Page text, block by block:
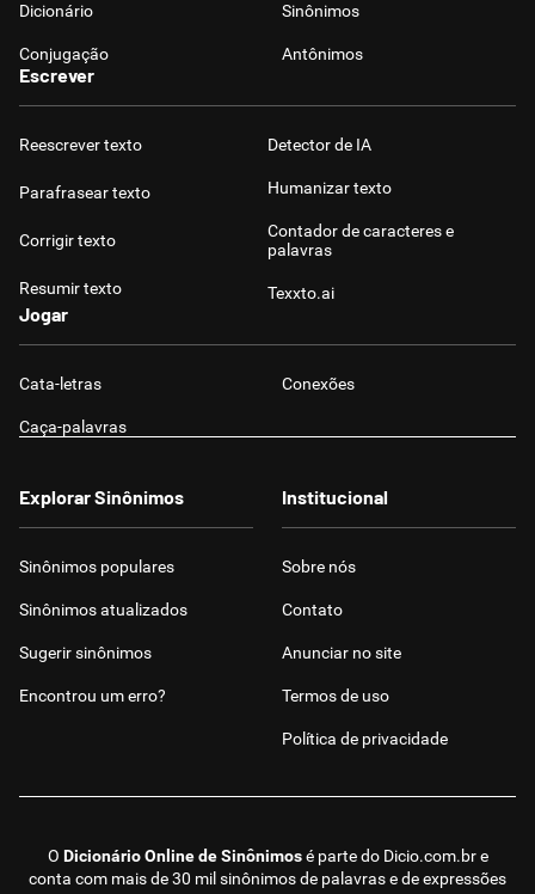
Dicionário Sinônimos
Conjugação Antônimos
Escrever
Reescrever texto
Parafrasear texto
Corrigir texto
Resumir texto
Detector de IA
Humanizar texto
Contador de caracteres e
palavras
Texxto.ai
Jogar
Cata-letras Conexões
Caça-palavras
O Dicionário Online de Sinônimosé parte do Dicio.com.bre
conta com mais de 30 mil sinônimos de palavras e de expressões
Explorar Sinônimos
Sinônimos populares
Sinônimos atualizados
Sugerir sinônimos
Encontrou um erro?
Institucional
Sobre nós
Contato
Anunciar no site
Termos de uso
Política de privacidade